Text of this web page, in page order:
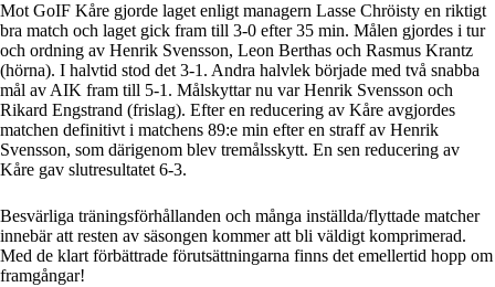
Mot GoIF Kåre gjorde laget enligt managern Lasse Chröisty en riktigt
bra match och laget gick fram till 3-0 efter 35 min. Målen gjordes i tur
och ordning av Henrik Svensson, Leon Berthas och Rasmus Krantz
(hörna). I halvtid stod det 3-1. Andra halvlek började med två snabba
mål av AIK fram till 5-1. Målskyttar nu var Henrik Svensson och
Rikard Engstrand (frislag). Efter en reducering av Kåre avgjordes
matchen definitivt i matchens 89:e min efter en straff av Henrik
Svensson, som därigenom blev tremålsskytt. En sen reducering av
Kåre gav slutresultatet 6-3.
Besvärliga träningsförhållanden och många inställda/flyttade matcher
innebär att resten av säsongen kommer att bli väldigt komprimerad.
Med de klart förbättrade förutsättningarna finns det emellertid hopp om
framgångar!